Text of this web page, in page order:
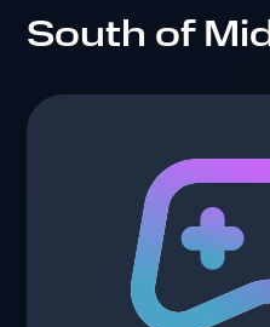
South of